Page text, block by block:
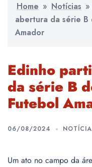
Home » Notícias »
abertura da série
Amador
Edinho
da série B
Futebol
06/08/2024
Um ato no campo da